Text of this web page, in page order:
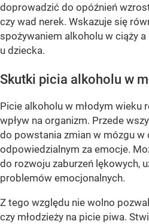
doprowadzić do opóźnień
czy wad nerek. Wskazuje się
spożywaniem alkoholu w ciąży
u dziecka.
Skutki picia alkoholu w
Picie alkoholu w młodym wieku
wpływ na organizm. Przede
do powstania zmian w mózgu w
odpowiedzialnym za emocje.
do rozwoju zaburzeń lękowych,
problemów emocjonalnych.
Z tego względu nie wolno
czy młodzieży na picie piwa.